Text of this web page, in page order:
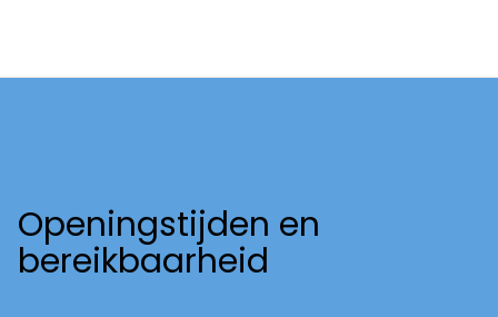
Openingstijden en
bereikbaarheid